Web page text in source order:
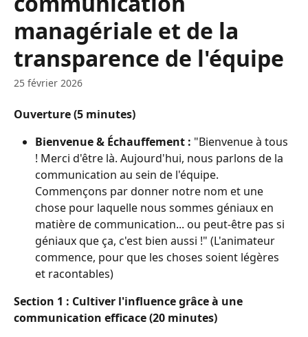
managériale et de la
transparence de l'équipe
25 février 2026
Ouverture (5 minutes)
Bienvenue & Échauffement : "Bienvenue à tous
! Merci d'être là. Aujourd'hui, nous parlons de la
communication au sein de l'équipe.
Commençons par donner notre nom et une
chose pour laquelle nous sommes géniaux en
matière de communication... ou peut-être pas si
géniaux que ça, c'est bien aussi !" (L'animateur
commence, pour que les choses soient légères
et racontables)
Section 1 : Cultiver l'influence grâce à une
communication efficace (20 minutes)